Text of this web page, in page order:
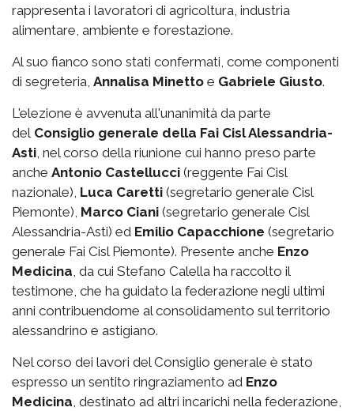
rappresenta i lavoratori di agricoltura, industria
alimentare, ambiente e forestazione.
Al suo fianco sono stati confermati, come componenti
di segreteria, Annalisa Minetto e Gabriele Giusto.
L'elezione è avvenuta all'unanimità da parte
del Consiglio generale della Fai Cisl Alessandria-
Asti, nel corso della riunione cui hanno preso parte
anche Antonio Castellucci (reggente Fai Cisl
nazionale), Luca Caretti (segretario generale Cisl
Piemonte), Marco Ciani (segretario generale Cisl
Alessandria-Asti) ed Emilio Capacchione (segretario
generale Fai Cisl Piemonte). Presente anche Enzo
Medicina, da cui Stefano Calella ha raccolto il
testimone, che ha guidato la federazione negli ultimi
anni contribuendome al consolidamento sul territorio
alessandrino e astigiano.
Nel corso dei lavori del Consiglio generale è stato
espresso un sentito ringraziamento ad Enzo
Medicina, destinato ad altri incarichi nella federazione,